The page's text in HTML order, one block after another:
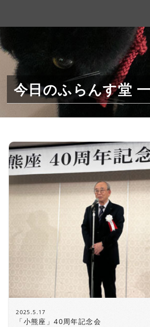
今日のふらんす堂
2025.5.17
「小熊座」40周年記念会